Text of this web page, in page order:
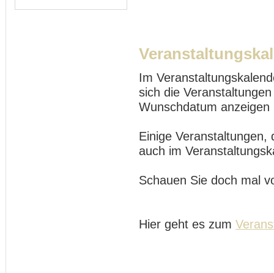
Im
sich die
Wunschdatum
Einige Veranstaltungen,
auch im
Schauen Sie doch mal
Hier geht es zum